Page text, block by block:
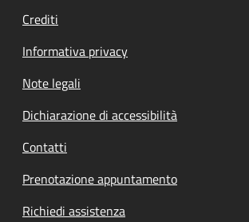
Crediti
Informativa privacy
Note legali
Dichiarazione di accessibilità
Contatti
Prenotazione appuntamento
Richiedi assistenza